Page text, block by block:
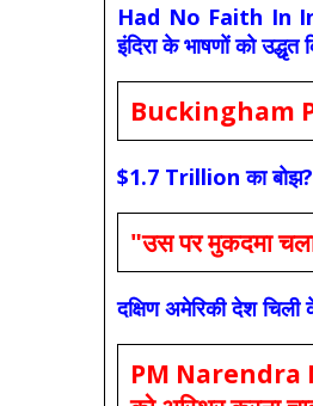
Had No Faith In
इंदिरा के भाषणों को उद्धृत
Buckingham
$1.7 Trillion का
"उस पर मुकदमा
दक्षिण अमेरिकी देश
PM Narendra